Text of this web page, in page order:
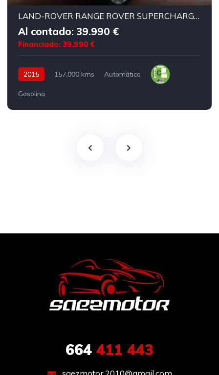
LAND-ROVER RANGE ROVER SUPERCHARGED AUTOBIOGRAPHY
Al contado: 39.990 €
Financiado: 39.990 €
2015 157.000 kms Automático
Gasolina
664 411 443